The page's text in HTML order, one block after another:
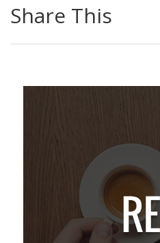
Share This